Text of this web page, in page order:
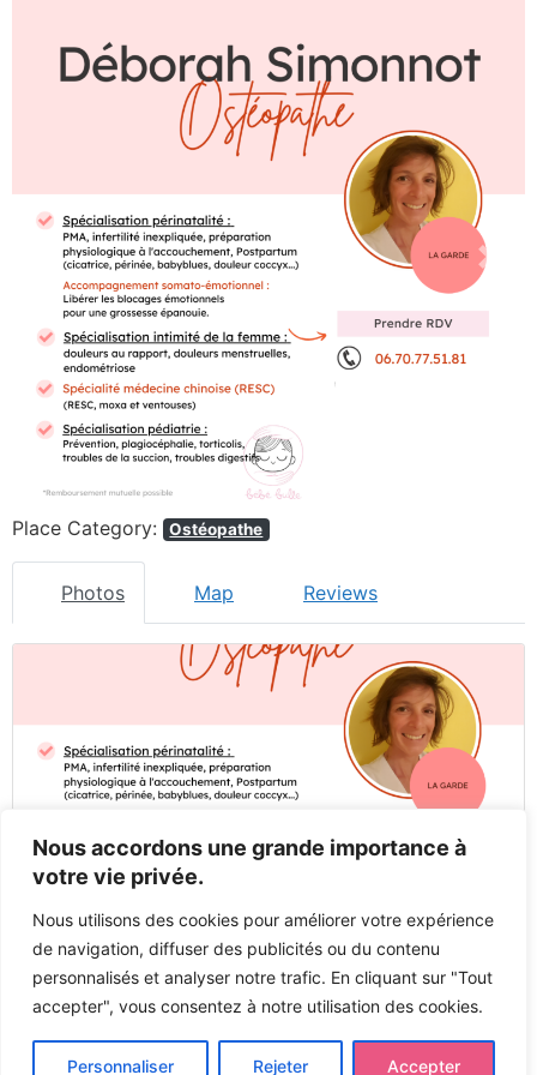
Nous accordons une grande importance à
votre vie privée.
Nous utilisons des cookies pour améliorer votre expérience
de navigation, diffuser des publicités ou du contenu
personnalisés et analyser notre trafic. En cliquant sur "Tout
accepter", vous consentez à notre utilisation des cookies.
Personnaliser Rejeter Accepter
Previous Next
Place Category: Ostéopathe
Photos Map Reviews
Previous Next